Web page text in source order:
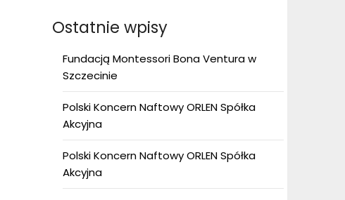
Ostatnie wpisy
Fundacją Montessori Bona Ventura w
Szczecinie
Polski Koncern Naftowy ORLEN Spółka
Akcyjna
Polski Koncern Naftowy ORLEN Spółka
Akcyjna